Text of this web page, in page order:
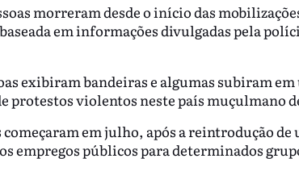
morreram desde o início das
em informações divulgadas pela
exibiram bandeiras e algumas subiram
protestos violentos neste país muçulmano
em julho, após a reintrodução de
empregos públicos para determinados